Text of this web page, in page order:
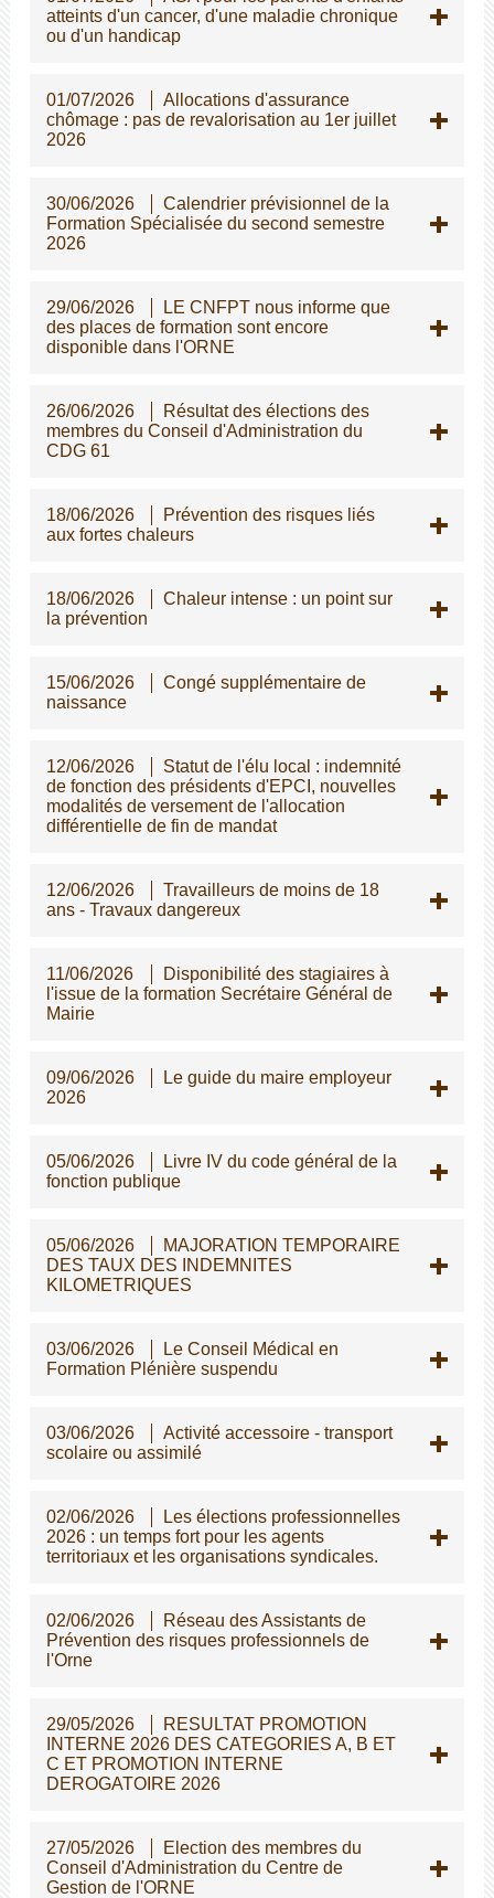
atteints d'un cancer, d'une maladie chronique
ou d'un handicap
01/07/2026
Allocations d'assurance
chômage : pas de revalorisation au 1er juillet
2026
30/06/2026
Calendrier prévisionnel de la
Formation Spécialisée du second semestre
2026
29/06/2026
LE CNFPT nous informe que
des places de formation sont encore
disponible dans l'ORNE
26/06/2026
Résultat des élections des
membres du Conseil d'Administration du
CDG 61
18/06/2026
Prévention des risques liés
aux fortes chaleurs
18/06/2026
Chaleur intense : un point sur
la prévention
15/06/2026
Congé supplémentaire de
naissance
12/06/2026
Statut de l'élu local : indemnité
de fonction des présidents d'EPCI, nouvelles
modalités de versement de l'allocation
différentielle de fin de mandat
12/06/2026
Travailleurs de moins de 18
ans - Travaux dangereux
11/06/2026
Disponibilité des stagiaires à
l'issue de la formation Secrétaire Général de
Mairie
09/06/2026
Le guide du maire employeur
2026
05/06/2026
Livre IV du code général de la
fonction publique
05/06/2026
MAJORATION TEMPORAIRE
DES TAUX DES INDEMNITES
KILOMETRIQUES
03/06/2026
Le Conseil Médical en
Formation Plénière suspendu
03/06/2026
Activité accessoire - transport
scolaire ou assimilé
02/06/2026
Les élections professionnelles
2026 : un temps fort pour les agents
territoriaux et les organisations syndicales.
02/06/2026
Réseau des Assistants de
Prévention des risques professionnels de
l'Orne
29/05/2026
RESULTAT PROMOTION
INTERNE 2026 DES CATEGORIES A, B ET
C ET PROMOTION INTERNE
DEROGATOIRE 2026
27/05/2026
Election des membres du
Conseil d'Administration du Centre de
Gestion de l'ORNE